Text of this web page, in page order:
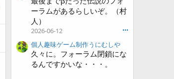
weapons.89084/）
２．代替フォーラム立ち上げ
ツクールフォーラムと同じ
Xenforoベースにするかも含
め、検討中です。
ーラムがあるらしいぞ。（村
人）
2026-06-12 •••
個人趣味ゲーム制作うにむしや
久々に。フォーラム閉鎖にな
るんですかいな・・・。